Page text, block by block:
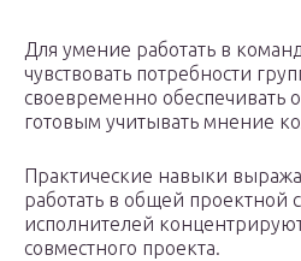
Для умение работать в
чувствовать потребности
своевременно обеспечивать
готовым учитывать мнение
Практические навыки
работать в общей проектной
исполнителей
совместного проекта.